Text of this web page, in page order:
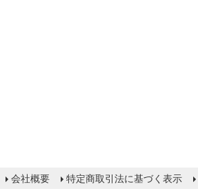
会社概要 特定商取引法に基づく表示